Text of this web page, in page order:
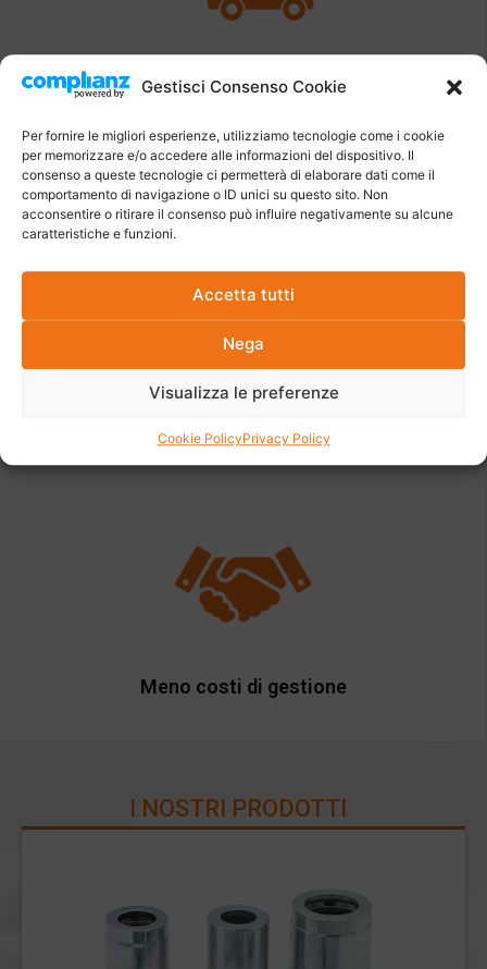
Gestisci Consenso Cookie
Per fornire le migliori esperienze, utilizziamo tecnologie come i cookie
per memorizzare e/o accedere alle informazioni del dispositivo. Il
consenso a queste tecnologie ci permetterà di elaborare dati come il
comportamento di navigazione o ID unici su questo sito. Non
acconsentire o ritirare il consenso può influire negativamente su alcune
caratteristiche e funzioni.
Accetta tutti
Nega
Visualizza le preferenze
Cookie PolicyPrivacy Policy
Meno costi di gestione
Tempi di attesa
Consegna rapida dei particolari a
I NOSTRI PRODOTTI